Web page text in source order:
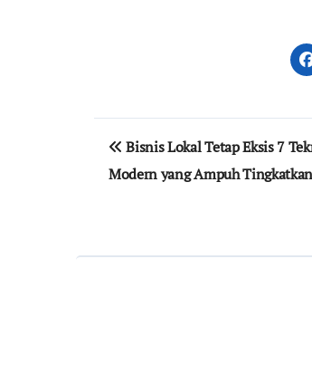
Navigasi
pos
Bisnis Lokal Tetap Eksis 7
Modern yang Ampuh